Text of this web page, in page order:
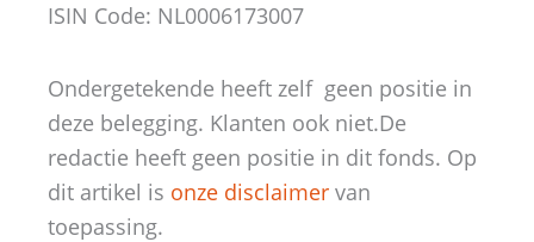
ISIN Code: NL0006173007
Ondergetekende heeft zelf geen positie in
deze belegging. Klanten ook niet.De
redactie heeft geen positie in dit fonds. Op
dit artikel is onze disclaimer van
toepassing.